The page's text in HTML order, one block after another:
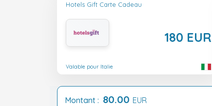
Hotels Gift Carte Cadeau
180 EUR
Valable pour Italie
Montant : 80.00 EUR